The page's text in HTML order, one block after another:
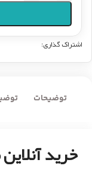
اشتراک گذاری:
توضیحات
خرید